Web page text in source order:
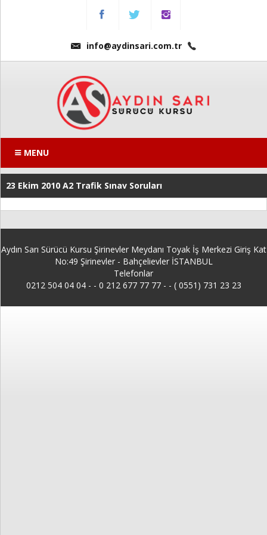
info@aydinsari.com.tr
MENU
23 Ekim 2010 A2 Trafik Sınav Soruları
Aydın Sarı Sürücü Kursu Şirinevler Meydanı Toyak İş Merkezi Giriş Kat
No:49 Şirinevler - Bahçelievler İSTANBUL
Telefonlar
0212 504 04 04 - - 0 212 677 77 77 - - ( 0551) 731 23 23
Fiyatlarımız
Kursumuzdan
Ders
Videoları
Soruları
Online
İletişim